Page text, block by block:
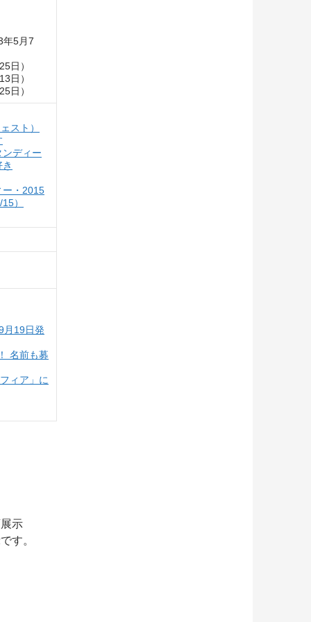
年5月7
日）
日）
日）
スト）
ディー
ー・2015
）
月19日発
名前も募
ィア」に
示
す。